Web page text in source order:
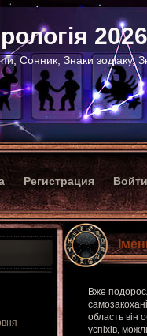
2026
Сонник, Знаки зодіаку,
Регистрация Войти
Вже
область він
успіхів,